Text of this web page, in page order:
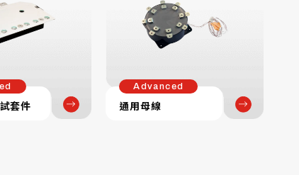
套件
Advanced
通用母線